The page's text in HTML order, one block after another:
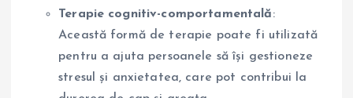
Terapie cognitiv-comportamentală:
Această formă de terapie poate fi utilizată
pentru a ajuta persoanele să își gestioneze
stresul și anxietatea, care pot contribui la